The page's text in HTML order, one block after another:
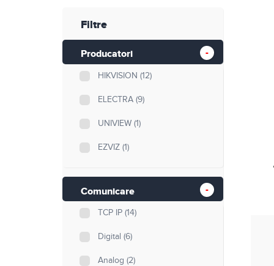
Cabluri si accesorii
Filtre
Producatori
HIKVISION (12)
ELECTRA (9)
UNIVIEW (1)
EZVIZ (1)
Comunicare
TCP IP (14)
Digital (6)
Analog (2)